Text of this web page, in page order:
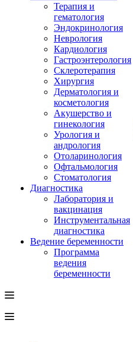
Терапия и
гематология
Эндокринология
Неврология
Кардиология
Гастроэнтерология
Склеротерапия
Хирургия
Дерматология и
косметология
Акушерство и
гинекология
Урология и
андрология
Отоларинология
Офтальмология
Стоматология
Диагностика
Лаборатория и
вакцинация
Инструментальная
диагностика
Ведение беременности
Программа
ведения
беременности